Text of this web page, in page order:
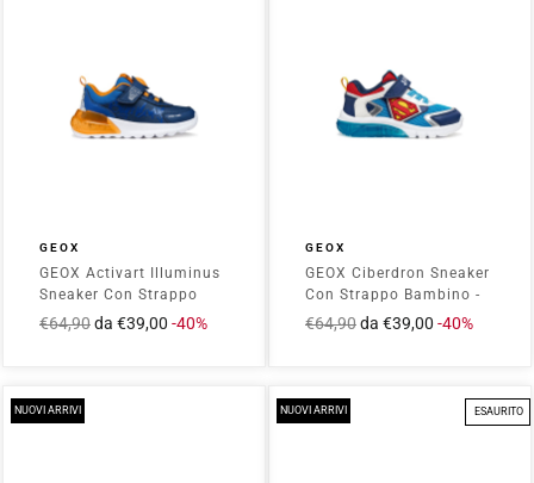
GEOX
GEOX Activart Illuminus
Sneaker Con Strappo
Bambino - J65LYA011CE
Navy/Orange
Prezzo
€64,90Prezzo
da €39,00 -40%
GEOX
GEOX Ciberdron Sneaker
Con Strappo Bambino -
J65LBB01454 Blue/Red
Prezzo
€64,90Prezzo
da €39,00 -40%
NUOVI ARRIVI NUOVI ARRIVI ESAURITO